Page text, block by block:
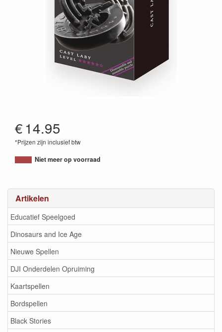
Artikelen
Educatief Speelgoed
Dinosaurs and Ice Age
Nieuwe Spellen
DJI Onderdelen Opruiming
Kaartspellen
Bordspellen
Black Stories
€14.95
*Prijzen zijn inclusief btw
5407005150849
Niet meer op voorraad